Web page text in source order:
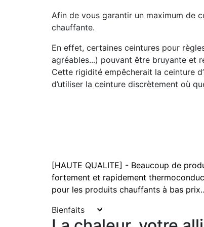
Afin de vous garantir un maximum de
chauffante.
En effet, certaines ceintures pour
agréables...) pouvant être bruyante et
Cette rigidité empêcherait la ceinture
d’utiliser la ceinture discrètement où
[HAUTE QUALITE] - Beaucoup de
fortement et rapidement
pour les produits chauffants à bas
Bienfaits